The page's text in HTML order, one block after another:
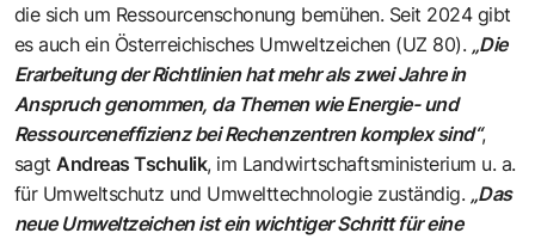
die sich um Ressourcenschonung bemühen. Seit 2024 gibt
es auch ein Österreichisches Umweltzeichen (UZ 80). „Die
Erarbeitung der Richtlinien hat mehr als zwei Jahre in
Anspruch genommen, da Themen wie Energie- und
Ressourceneffizienz bei Rechenzentren komplex sind“,
sagt Andreas Tschulik, im Landwirtschaftsministerium u. a.
für Umweltschutz und Umwelttechnologie zuständig. „Das
neue Umweltzeichen ist ein wichtiger Schritt für eine